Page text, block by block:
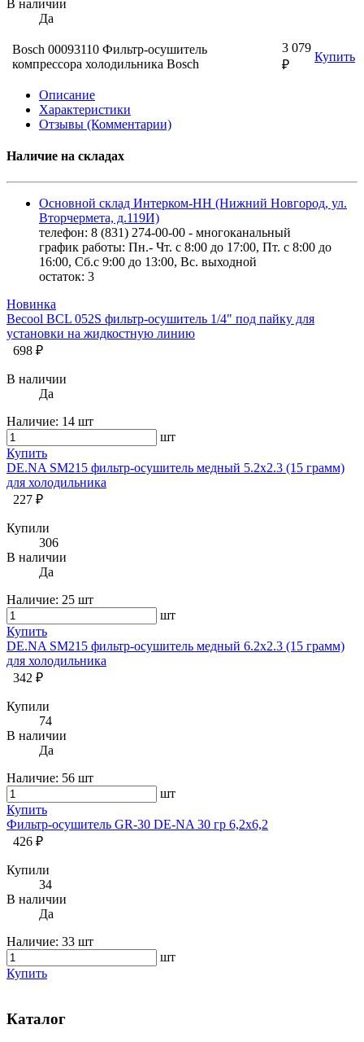
В наличии
Да
Bosch 00093110 Фильтр-осушитель
компрессора холодильника Bosch
3 079
₽
Купить
Описание
Характеристики
Отзывы (Комментарии)
Наличие на складах
Основной склад Интерком-НН (Нижний Новгород, ул.
Вторчермета, д.119И)
телефон: 8 (831) 274-00-00 - многоканальный
график работы: Пн.- Чт. с 8:00 до 17:00, Пт. с 8:00 до
16:00, Сб.с 9:00 до 13:00, Вс. выходной
остаток: 3
Новинка
Becool BCL 052S фильтр-осушитель 1/4" под пайку для
установки на жидкостную линию
698 ₽
В наличии
Да
Наличие: 14 шт
шт
Купить
DE.NA SM215 фильтр-осушитель медный 5.2х2.3 (15 грамм)
для холодильника
227 ₽
Купили
306
В наличии
Да
Наличие: 25 шт
шт
Купить
DE.NA SM215 фильтр-осушитель медный 6.2х2.3 (15 грамм)
для холодильника
342 ₽
Купили
74
В наличии
Да
Наличие: 56 шт
шт
Купить
Фильтр-осушитель GR-30 DE-NA 30 гр 6,2х6,2
426 ₽
Купили
34
В наличии
Да
Наличие: 33 шт
шт
Купить
Каталог